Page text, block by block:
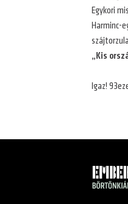
Egykori
Harminc-
„Kis
Igaz!